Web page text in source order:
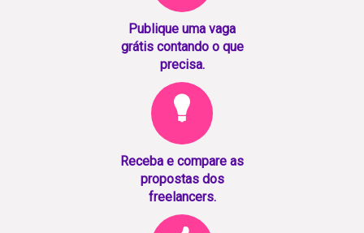
Publique uma vaga
grátis contando o que
precisa.
Receba e compare as
propostas dos
freelancers.